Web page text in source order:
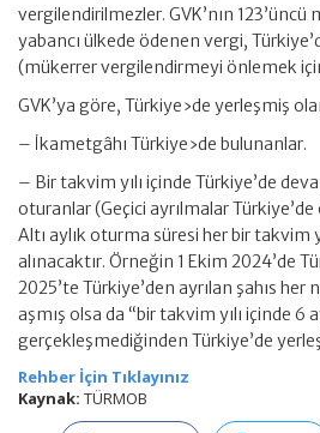
vergilendirilmezler. GVK’nın
yabancı ülkede ödenen vergi,
(mükerrer vergilendirmeyi önlemek
GVK’ya göre, Türkiye›de yerleşmiş
– İkametgâhı Türkiye›de bulunanlar.
– Bir takvim yılı içinde Türkiye’de
oturanlar (Geçici ayrılmalar
Altı aylık oturma süresi her bir takvim
alınacaktır. Örneğin 1 Ekim 2024’de
2025’te Türkiye’den ayrılan şahıs her
aşmış olsa da “bir takvim yılı içinde 6
gerçekleşmediğinden Türkiye’de
Rehber İçin Tıklayınız
Kaynak: TÜRMOB